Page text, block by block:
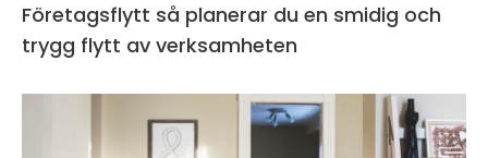
Företagsflytt så planerar du en smidig och
trygg flytt av verksamheten